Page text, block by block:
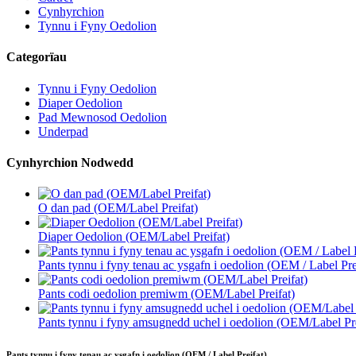
Cynhyrchion
Tynnu i Fyny Oedolion
Categorïau
Tynnu i Fyny Oedolion
Diaper Oedolion
Pad Mewnosod Oedolion
Underpad
Cynhyrchion Nodwedd
O dan pad (OEM/Label Preifat)
Diaper Oedolion (OEM/Label Preifat)
Pants tynnu i fyny tenau ac ysgafn i oedolion (OEM / Label
Pants codi oedolion premiwm (OEM/Label Preifat)
Pants tynnu i fyny amsugnedd uchel i oedolion (OEM/Label